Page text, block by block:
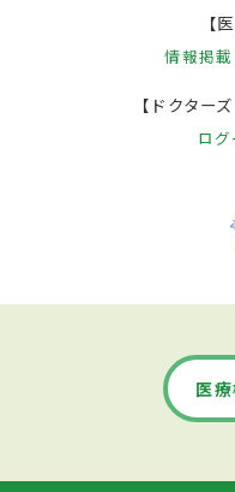
【
情報掲
【ドクター
ログ
医